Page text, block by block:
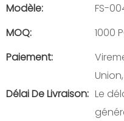
Modèle:
FS-
MOQ:
1000
Paiement:
Délai De Livraison: Le